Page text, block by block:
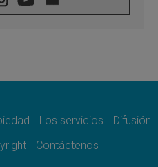
La paz comienza con la
Iglesia»
Los servicios
Difusión
Contáctenos